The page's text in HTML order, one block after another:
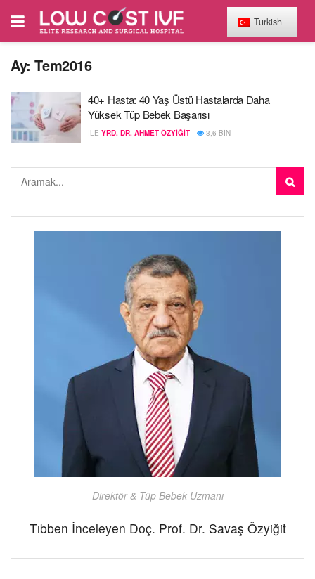
Ay:Tem2016
40+ Hasta: 40 Yaş Üstü Hastalarda Daha
Yüksek Tüp Bebek Başarısı
ILE YRD. DR. AHMET ÖZYIĞIT 3,6 BIN
Direktör & Tüp Bebek Uzmanı
Tıbben İnceleyen Doç. Prof. Dr. Savaş Özyiğit
Turkish